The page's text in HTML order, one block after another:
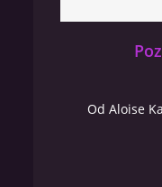
Od Aloise